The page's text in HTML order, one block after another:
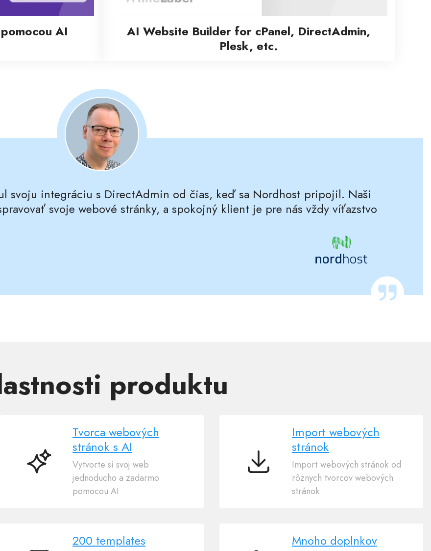
AI
AI Website Builder for cPanel, DirectAdmin,
Plesk, etc.
svoju integráciu s DirectAdmin od čias, keď sa Nordhost pripojil. Naši
svoje webové stránky, a spokojný klient je pre nás vždy víťazstvo
produktu
Tvorca
webových
Tvorca webových
stránok s AI
Vytvorte si svoj web
jednoducho a zadarmo
pomocou AI
Import
webových
Import webových
stránok
Import webových stránok od
rôznych tvorcov webových
stránok
200 templates Mnoho doplnkov